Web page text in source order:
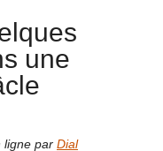
une
ligne par Dial